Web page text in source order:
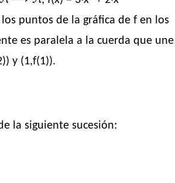
puntos de la gráfica de f en los
es paralela a la cuerda que une
y (1,f(1)).
la siguiente sucesión: